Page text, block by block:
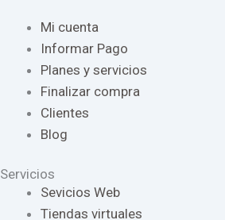
Mi cuenta
Informar Pago
Planes y servicios
Finalizar compra
Clientes
Blog
Servicios
Sevicios Web
Tiendas virtuales